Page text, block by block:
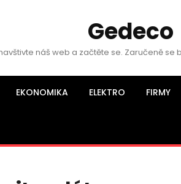
Gedeco
náš web a začtěte se. Zaručeně
EKONOMIKA ELEKTRO FIRMY